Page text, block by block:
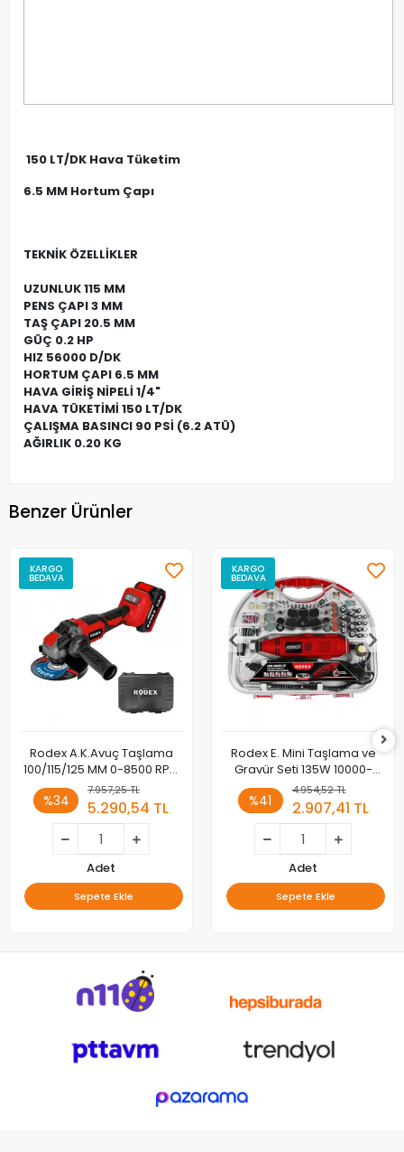
150 LT/DK Hava Tüketim
6.5 MM Hortum Çapı
TEKNİK ÖZELLİKLER
UZUNLUK 115 MM
PENS ÇAPI 3 MM
TAŞ ÇAPI 20.5 MM
GÜÇ 0.2 HP
HIZ 56000 D/DK
HORTUM ÇAPI 6.5 MM
HAVA GİRİŞ NİPELİ 1/4"
HAVA TÜKETİMİ 150 LT/DK
ÇALIŞMA BASINCI 90 PSİ (6.2 ATÜ)
AĞIRLIK 0.20 KG
Benzer Ürünler
KARGO
BEDAVA
Rodex A.K.Avuç Taşlama
100/115/125 MM 0-8500 RPM
2 x LI-ION 20V/4.0Ah BMC
RDX1022
%34
7.957,25 TL
5.290,54 TL
Adet
Sepete Ekle
KARGO
BEDAVA
Rodex E. Mini Taşlama ve
Gravür Seti 135W 10000-
32000RPM BMC 210 Parça
Aksesuarlı
%41
4.954,52 TL
2.907,41 TL
Adet
Sepete Ekle